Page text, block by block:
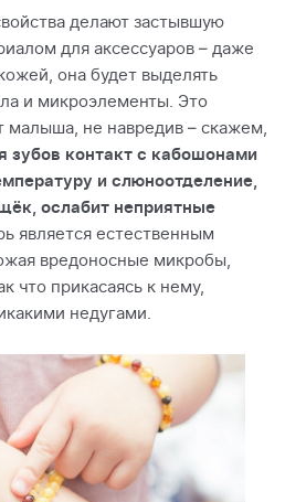
делают застывшую
для аксессуаров – даже
она будет выделять
и микроэлементы. Это
малыша, не навредив – скажем,
зубов контакт с кабошонами
и слюноотделение,
ослабит неприятные
является естественным
вредоносные микробы,
что прикасаясь к нему,
недугами.